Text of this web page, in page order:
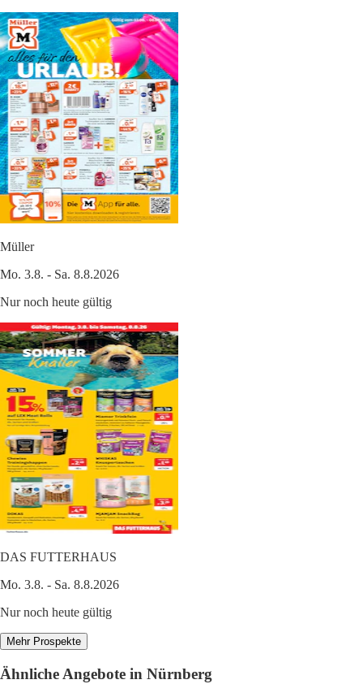
Müller
Mo. 3.8. - Sa. 8.8.2026
Nur noch heute gültig
DAS FUTTERHAUS
Mo. 3.8. - Sa. 8.8.2026
Nur noch heute gültig
Mehr Prospekte
Ähnliche Angebote in Nürnberg